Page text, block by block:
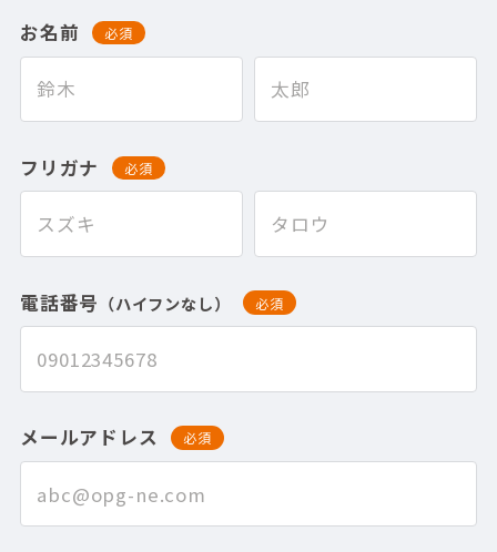
お名前 必須
フリガナ 必須
電話番号 （ハイフンなし） 必須
メールアドレス 必須